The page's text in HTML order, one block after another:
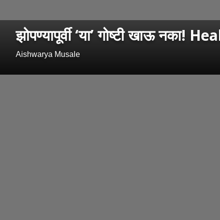
झोपण्यापूर्वी ‘या’ गोष्टी खाऊ नका!
Aishwarya Musale